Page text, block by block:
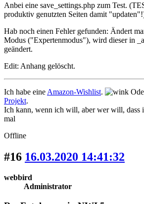
Anbei eine save_settings.php zum Test.
produktiv genutzten Seiten damit
Hab noch einen Fehler gefunden: Ändert
Modus ("Expertenmodus"), wird dieser in
geändert.
Edit: Anhang gelöscht.
Ich habe eine Amazon-Wishlist.
Projekt.
Ich kann, wenn ich will, aber wer will, dass
mal
Offline
#16 16.03.2020 14:41:32
webbird
Administrator